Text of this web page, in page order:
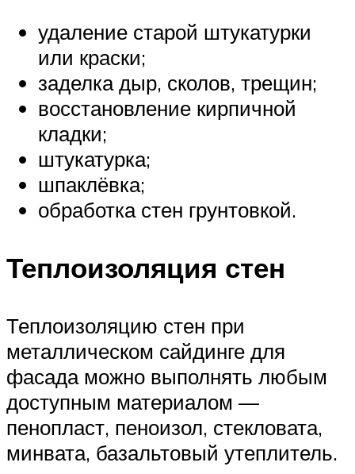
удаление старой штукатурки
или краски;
заделка дыр, сколов, трещин;
восстановление кирпичной
кладки;
штукатурка;
шпаклёвка;
обработка стен грунтовкой.
Теплоизоляция стен
Теплоизоляцию стен при
металлическом сайдинге для
фасада можно выполнять любым
доступным материалом —
пенопласт, пеноизол, стекловата,
минвата, базальтовый утеплитель.